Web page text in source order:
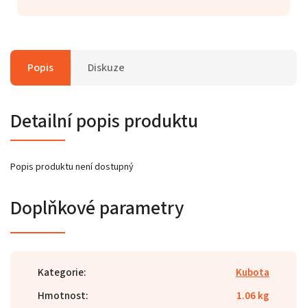
Popis Diskuze
Detailní popis produktu
Popis produktu není dostupný
Doplňkové parametry
Kategorie:
Kubota
Hmotnost:
1.06 kg